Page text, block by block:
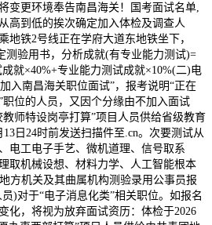
变更环境奉告南昌海关！国考面试名单,
高到低的挨次确定加入体检及调查人
地铁2号线正在学府大道东地铁坐下，
测验用书，分析成就(有专业能力测试)=
就×40%+专业能力测试成就×10%(二)电
入南昌海关职位面试”，报考说明“正在
位的人员，又因个分缘由不加入面试
师特设岗亭打算”项目人员供给省级教育
日24时前发送扫描件至.cn。次要测试从
电工电子手艺、微机道理、信号取系
取机械设想、材料力学、人工智能根本
方机关及其曲属机构测验录用公事员报
)对于“电子消息化类”相关职位。如报名
化，将视为放弃面试资历：体检于2026